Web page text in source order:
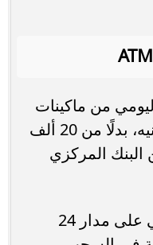
من ماكينات
الصراف الآلي إلى 30 ألف جنيه، بدلًا من 20 ألف
المركزي
وتعمل ماكينات الصراف الآلي على مدار 24